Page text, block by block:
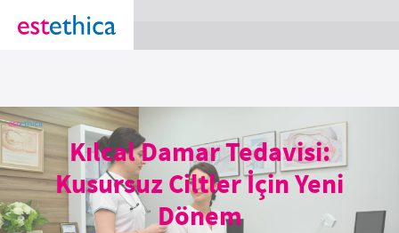
section Service {
Kılcal Damar Tedavisi:
Kusursuz Ciltler İçin Yeni
Dönem